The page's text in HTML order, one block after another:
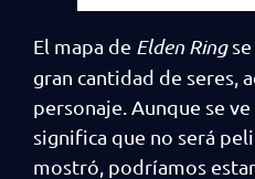
El mapa de Elden Ringse
gran cantidad de seres,
personaje. Aunque se
significa que no será
mostró, podríamos